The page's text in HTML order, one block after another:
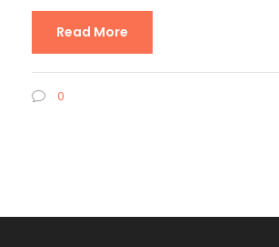
Read More
0